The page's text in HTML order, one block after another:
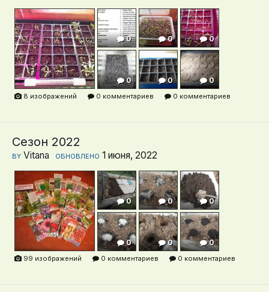
0 0 0
0 0 0
0
8 изображений 0 комментариев 0 комментариев
Сезон 2022
BY Vitana ОБНОВЛЕНО 1 июня, 2022
0 0 0
0 0 0
0 0 0
99 изображений 0 комментариев 0 комментариев